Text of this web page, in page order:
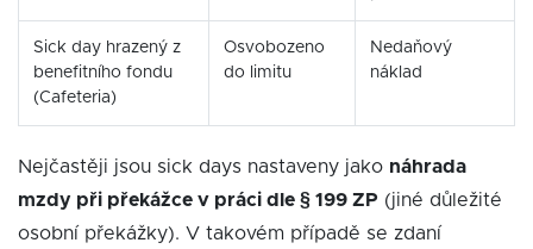
Sick day hrazený z
benefitního fondu
(Cafeteria)
Osvobozeno
do limitu
Nedaňový
náklad
Nejčastěji jsou sick days nastaveny jako náhrada
mzdy při překážce v práci dle § 199 ZP (jiné důležité
osobní překážky). V takovém případě se zdaní